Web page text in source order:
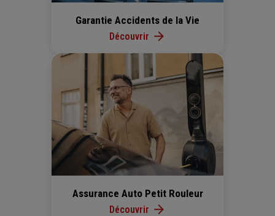
Garantie Accidents de la Vie
Découvrir
Assurance Auto Petit Rouleur
Découvrir